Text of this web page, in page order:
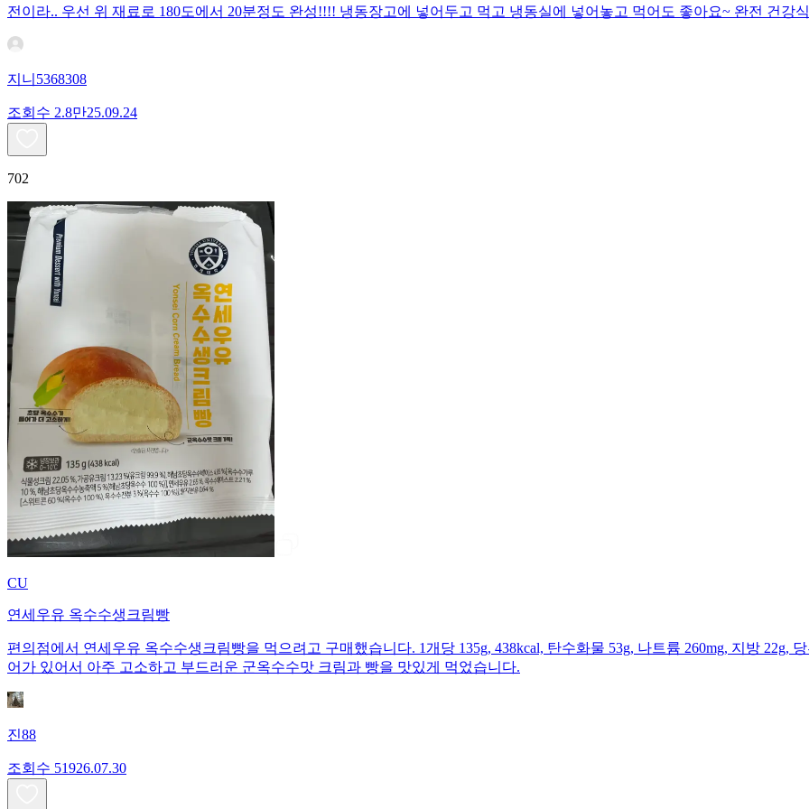
전이라.. 우선 위 재료로 180도에서 20분정도 완성!!!! 냉동장고에 넣어두고 먹고 냉동실에 넣어놓고 먹어도 좋아요~ 완전 건강
지니5368308
조회수 2.8만25.09.24
702
CU
연세우유 옥수수생크림빵
편의점에서 연세우유 옥수수생크림빵을 먹으려고 구매했습니다. 1개당 135g, 438kcal, 탄수화물 53g, 나트륨 260mg, 지방 22g,
어가 있어서 아주 고소하고 부드러운 군옥수수맛 크림과 빵을 맛있게 먹었습니다.
진88
조회수 51926.07.30